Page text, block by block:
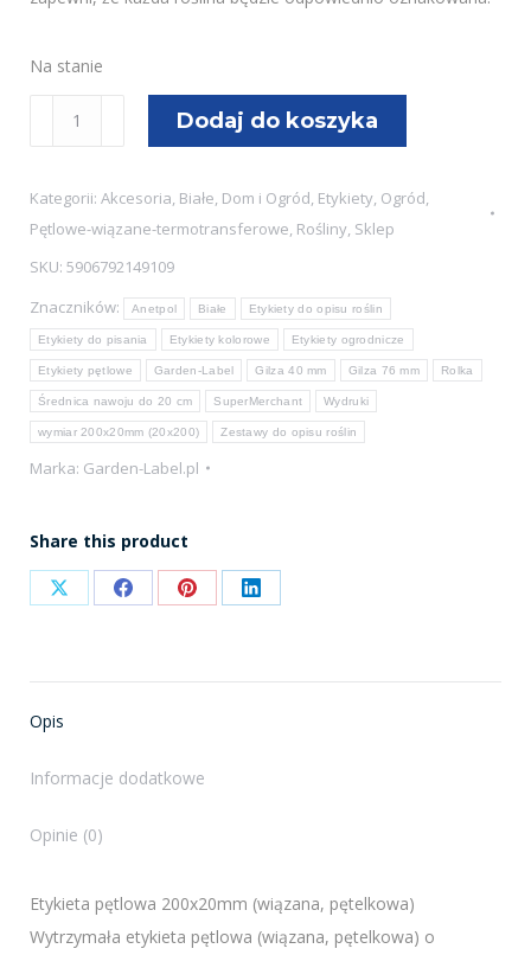
Na stanie
Etykiety
pętlowe
BIAŁE
200x20mm(20x200)
3750szt
Dodaj do koszyka
Kategorii: Akcesoria, Białe, Dom i Ogród, Etykiety, Ogród,
Pętlowe-wiązane-termotransferowe, Rośliny, Sklep
SKU: 5906792149109
Znaczników:
Anetpol Białe Etykiety do opisu roślin
Etykiety do pisania Etykiety kolorowe Etykiety ogrodnicze
Etykiety pętlowe Garden-Label Gilza 40 mm Gilza 76 mm Rolka
Średnica nawoju do 20 cm SuperMerchant Wydruki
wymiar 200x20mm (20x200) Zestawy do opisu roślin
Marka: Garden-Label.pl
Share this product
Share
X
Share
Facebook
Share
Pinterest
Share
LinkedIn
Opis
Informacje dodatkowe
Opinie (0)
Etykieta pętlowa 200x20mm (wiązana, pętelkowa)
Wytrzymała etykieta pętlowa (wiązana, pętelkowa) o